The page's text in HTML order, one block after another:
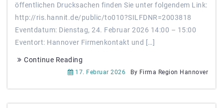
öffentlichen Drucksachen finden Sie unter folgendem Link:
http://ris.hannit.de/public/to010?SILFDNR=2003818
Eventdatum: Dienstag, 24. Februar 2026 14:00 – 15:00
Eventort: Hannover Firmenkontakt und […]
Continue Reading
17. Februar 2026 By Firma Region Hannover